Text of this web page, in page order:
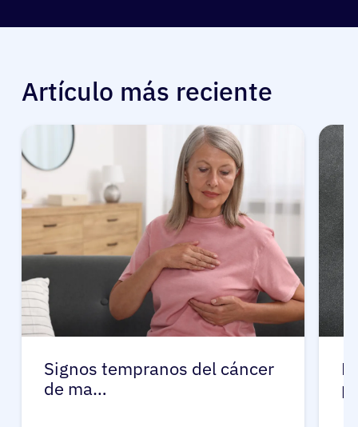
Artículo más reciente
Signos tempranos del cáncer
de ma…